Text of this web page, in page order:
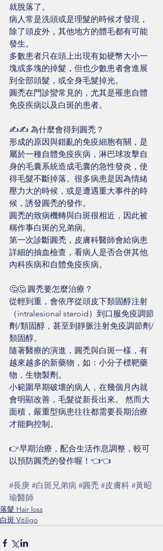
就脫落了。
病人常是洗頭或是理髮的時候才發現，
除了頭皮外，其他地方的體毛都有可能
發生。
多數患者只在頭上出現有如硬幣大小一
塊或多塊的掉髮，但也少數患者會進展
到全部頭髮，或全身毛髮掉光。
圓禿在門診蠻常見的，尤其是罹患自體
免疫疾病以及白斑的患者。
✍️✍️ 為什麼會得到圓禿？
形成的原因與錯亂的免疫細胞有關，是
屬於一種自體免疫疾病，淋巴球攻擊自
身的毛囊系統造成毛囊的急性發炎，使
得毛髮不斷掉落。很多病患是因為情緒
壓力大的時候，或是遭遇重大事件的時
候，誘發圓禿的發作。
圓禿的致病機轉與白斑很相近，因此被
稱作事白斑的兄弟病。
第一次診斷圓禿，皮膚科醫師會給病患
詳細的抽血檢查，看病人是否合併其他
內科疾病和自體免疫疾病。
🤔🤔 圓禿要怎麼治療？
從輕到重，會依序從頭皮下類固醇注射
（intralesional steroid）到口服免疫調節
劑/類固醇，甚至到靜脈注射免疫調節劑/
類固醇。
隨著醫療的演進，圓禿與白斑一樣，有
越來越多的新藥物，如：小分子標靶藥
物，生物製劑。
小範圍早期破壞的病人，在幾個月內就
會明顯改善，毛髮從新長出來。 然而大
面積，嚴重型病患往往都需要長期治療
才能夠控制。
👉早期治療，配合生活作息調整，較可
以預防圓禿的發作喔！👈👈
#長庚 #白斑兄弟病 #圓禿 #皮膚科 #黃昭
瑜醫師
落髮 Hair loss
白斑 Vitiligo